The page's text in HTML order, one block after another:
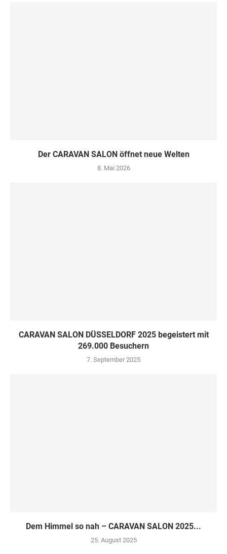
Der CARAVAN SALON öffnet neue Welten
8. Mai 2026
CARAVAN SALON DÜSSELDORF 2025 begeistert mit
269.000 Besuchern
7. September 2025
Dem Himmel so nah – CARAVAN SALON 2025...
25. August 2025